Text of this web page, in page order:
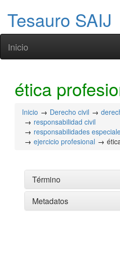
Tesauro SAIJ
Inicio
ética
Inicio Derecho civil
responsabilidad civil
responsabilidades
ejercicio profesional
Término
Metadatos